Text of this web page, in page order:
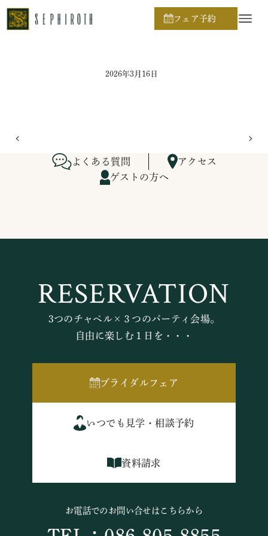
フェア予約
ホーム
2026年3月16日
よくある質問
アクセス
ゲストの方へ
RESERVATION
3つのチャペル×３つのパーティ会場。
自由に楽しむ１日を・・・
ブライダルフェア
いつでも見学・相談予約
資料請求
お電話でのお問い合せはこちらから